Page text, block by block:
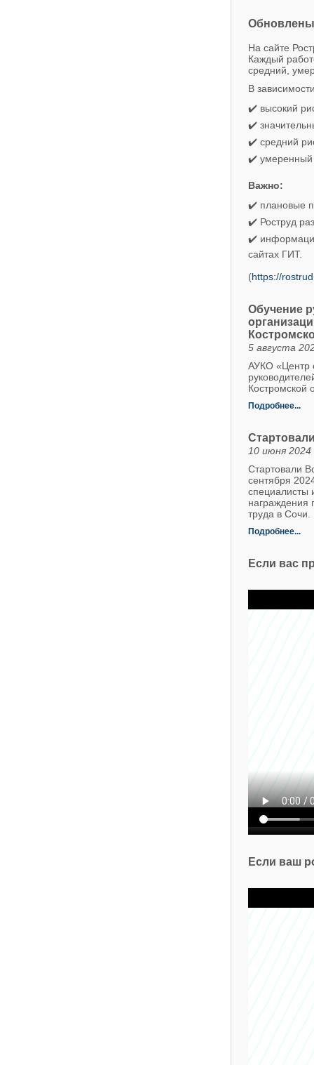
Обновлены
На сайте
Каждый
средний,
В
✔️ высокий
✔️
✔️ средний
✔️ умеренный
Важно:
✔️ плановые
✔️ Роструд
✔️
сайтах ГИТ.
(https://
Обучение
5 августа
АУКО «Центр
Костромской
Подробнее...
10 июня 2024
Стартовали
сентября
специалисты
награждения
труда в Сочи.
Подробнее...
Если вас
Если ваш